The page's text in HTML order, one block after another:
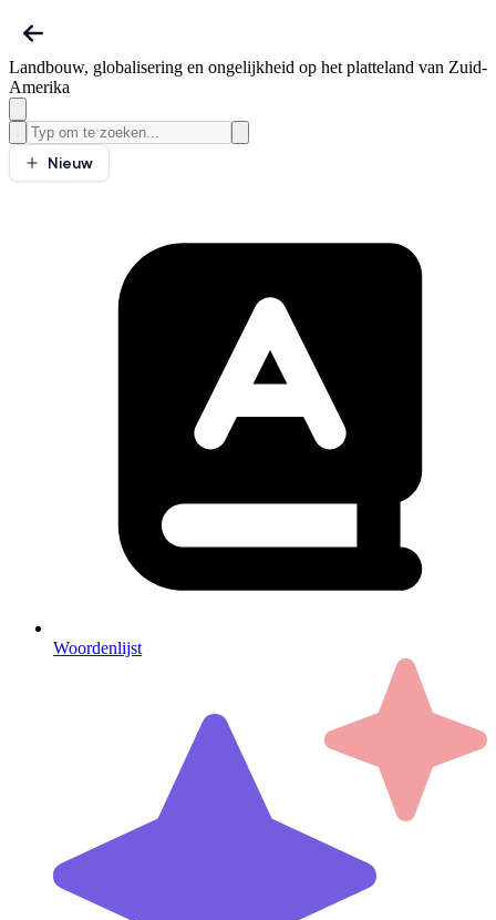
Landbouw, globalisering en ongelijkheid op het platteland van Zuid-
Amerika
Nieuw
Woordenlijst